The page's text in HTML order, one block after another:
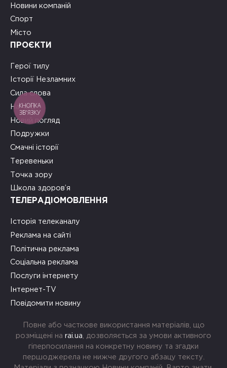
Новини компаній
Спорт
Місто
ПРОЄКТИ
Герої тилу
Історії Незламних
Сила слова
На часі
Новий погляд
Подружки
Смачні історії
Теревеньки
Точка зору
Школа здоров’я
ТЕЛЕРАДІОМОВЛЕННЯ
Історія телеканалу
Реклама на сайті
Політична реклама
Соціальна реклама
Послуги інтернету
Інтернет-TV
Повідомити новину
Повне або часткове використання матеріалів, що
розміщені на rai.ua , дозволяється за умови активного
гіперпосилання на конкретну новину та згадки
першоджерела не нижче другого абзацу тексту.
КНОПКА
ЗВ'ЯЗКУ